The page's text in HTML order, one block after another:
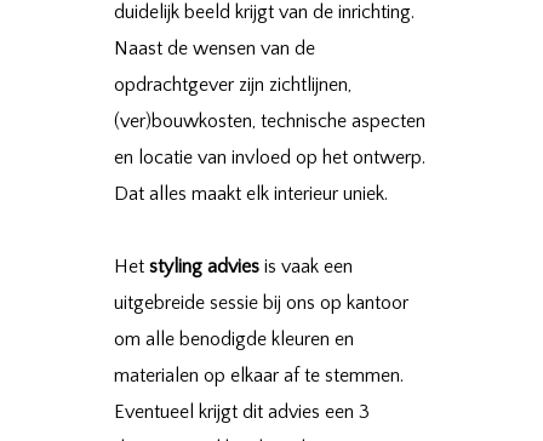
duidelijk beeld krijgt van de inrichting.
Naast de wensen van de
opdrachtgever zijn zichtlijnen,
(ver)bouwkosten, technische aspecten
en locatie van invloed op het ontwerp.
Dat alles maakt elk interieur uniek.
Het styling advies is vaak een
uitgebreide sessie bij ons op kantoor
om alle benodigde kleuren en
materialen op elkaar af te stemmen.
Eventueel krijgt dit advies een 3